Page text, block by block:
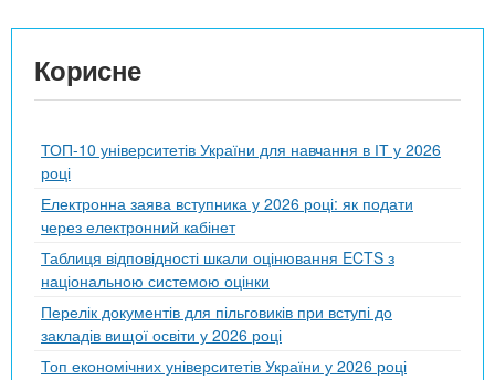
Корисне
ТОП-10 університетів України для навчання в ІТ у 2026
році
Електронна заява вступника у 2026 році: як подати
через електронний кабінет
Таблиця відповідності шкали оцінювання ECTS з
національною системою оцінки
Перелік документів для пільговиків при вступі до
закладів вищої освіти у 2026 році
Топ економічних університетів України у 2026 році